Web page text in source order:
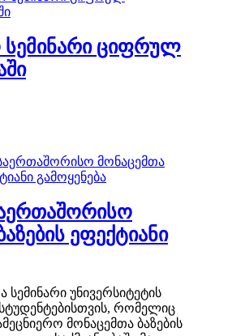
სემინარი ციფრულ
ეფექტიანი
სემინარი უნივერსიტეტის
რომელიც
მონაცემთა ბაზების